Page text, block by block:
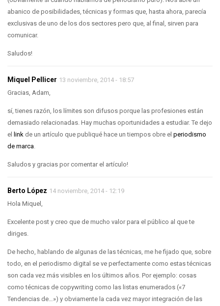
abanico de posibilidades, técnicas y formas que, hasta ahora, parecía
exclusivas de uno de los dos sectores pero que, al final, sirven para
comunicar.
Saludos!
Miquel Pellicer 13 noviembre, 2014 - 18:57
Gracias, Adam,
sí, tienes razón, los límites son difusos porque las profesiones están
demasiado relacionadas. Hay muchas oportunidades a estudiar. Te dejo
el link de un artículo que publiqué hace un tiempos obre el periodismo
de marca
Saludos y gracias por comentar el artículo!
Berto López 14 noviembre, 2014 - 12:19
Hola Miquel,
Excelente post y creo que de mucho valor para el público al que te
diriges.
De hecho, hablando de algunas de las técnicas, me he fijado que, sobre
todo, en el periodismo digital se ve perfectamente como estas técnicas
son cada vez más visibles en los últimos años. Por ejemplo: cosas
como técnicas de copywriting como las listas enumerados («7
Tendencias de…») y obviamente la cada vez mayor integración de las